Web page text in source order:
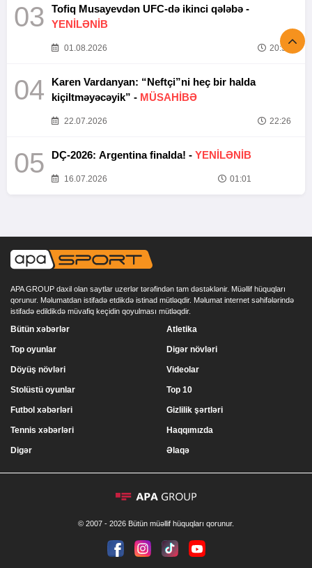
03
Tofiq Musayevdən UFC-də ikinci qələbə -
YENİLƏNİB
01.08.2026 20:52
04
Karen Vardanyan: “Neftçi”ni heç bir halda
kiçiltməyəcəyik” - MÜSAHİBƏ
22.07.2026 22:26
05 DÇ-2026: Argentina finalda! - YENİLƏNİB
16.07.2026 01:01
APA GROUP daxil olan saytlar uzerlər tərəfindən tam dəstəklənir. Müəllif hüquqları
qorunur. Məlumatdan istifadə etdikdə istinad mütləqdir. Məlumat internet səhifələrində
istifadə edildikdə müvafiq keçidin qoyulması mütləqdir.
Bütün xəbərlər
Top oyunlar
Döyüş növləri
Stolüstü oyunlar
Atletika
Digər növləri
Videolar
Top 10
Futbol xəbərləri
Tennis xəbərləri
Digər
Gizlilik şərtləri
Haqqımızda
Əlaqə
© 2007 - 2026 Bütün müəllif hüquqları qorunur.